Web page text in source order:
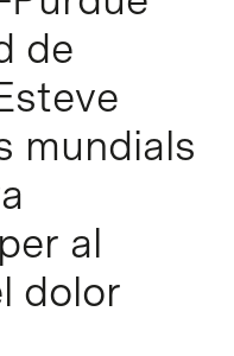
de
mundials
al
dolor